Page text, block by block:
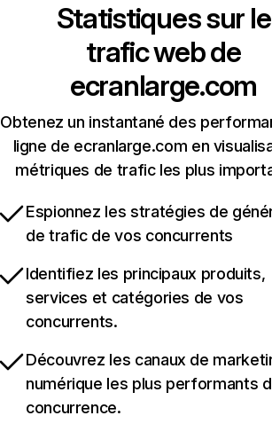
Statistiques sur le
trafic web de
ecranlarge.com
Obtenez un instantané des
ligne de ecranlarge.com en
métriques de trafic les plus
Espionnez les stratégies de
de trafic de vos concurrents
Identifiez les principaux produits,
services et catégories de vos
concurrents.
Découvrez les canaux de
numérique les plus performants
concurrence.